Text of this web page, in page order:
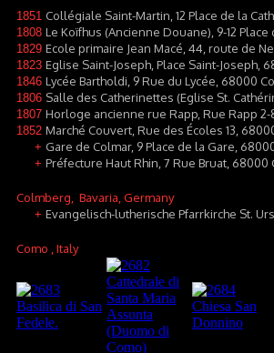
1851 Collégiale Saint-Martin, 12 Place de la
1808 Le Koïfhus (Ancienne Douane), 9-12
1829 Ecole primaire Jean Macé, 44, route de
1823 Eglise Saint-Joseph, Place Saint-Joseph,
1846 Lycée Bartholdi, 9 Rue du Lycée, 68000
1806 Salle des Catherinettes (Eglise St.
1807 Horloge ancienne rue Rapp, Rue Rapp
1852 Marché Couvert, Rue des Écoles 13,
+ Gare de Colmar, 9 Place de la Gare,
+ Préfecture Haut Rhin, 7 Rue Bruat, 68000
Colmberg , Bavaria, Germany
+ Evangelisch-lutherische Pfarrkirche St.
Como , Italy